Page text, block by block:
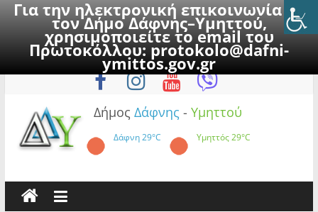
Για την ηλεκτρονική επικοινωνία με
τον Δήμο Δάφνης–Υμηττού,
χρησιμοποιείτε το email του
Πρωτοκόλλου:protokolo@dafni-
ymittos.gov.gr
to
Σάββατο, 8 Αυγούστου 2026
Δήμος Δάφνης - Υμηττού
Δάφνη29°C Υμηττός29°C